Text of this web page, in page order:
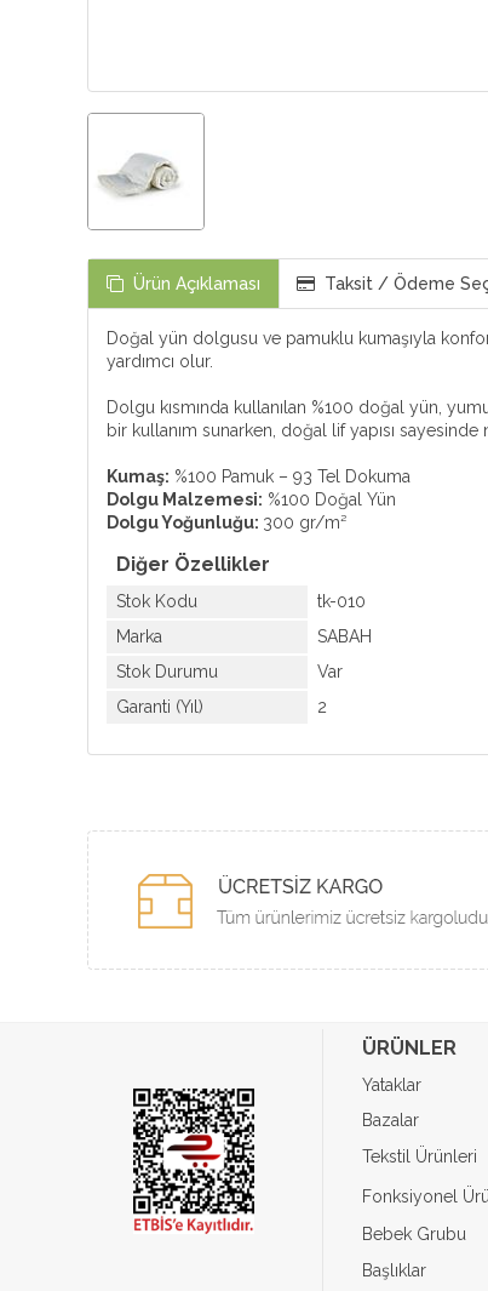
Ürün Açıklaması Taksit / Ödeme
Doğal yün dolgusu ve pamuklu kumaşıyla
yardımcı olur.
Dolgu kısmında kullanılan %100 doğal yün,
bir kullanım sunarken, doğal lif yapısı sayesinde
Kumaş: %100 Pamuk – 93 Tel Dokuma
Dolgu Malzemesi: %100 Doğal Yün
Dolgu Yoğunluğu: 300 gr/m²
Diğer Özellikler
Stok Kodu
tk-010
Marka
SABAH
Stok Durumu
Var
Garanti (Yıl)
2
ÜRÜNLER
Yataklar
Bazalar
Tekstil Ürünleri
Fonksiyonel
Bebek Grubu
Başlıklar